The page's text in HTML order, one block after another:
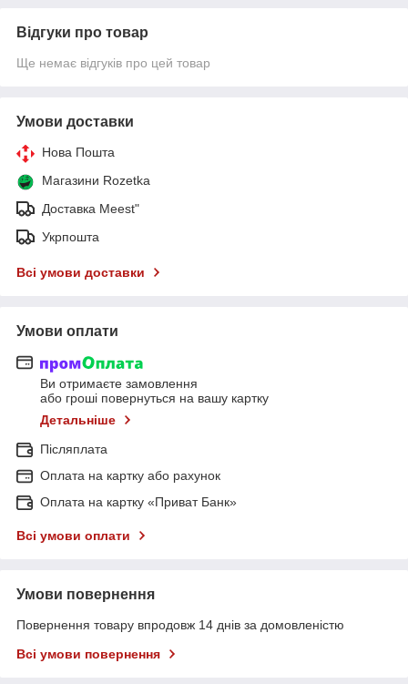
Відгуки про товар
Ще немає відгуків про цей товар
Умови доставки
Нова Пошта
Магазини Rozetka
Доставка Meest"
Укрпошта
Всі умови доставки
Умови оплати
Ви отримаєте замовлення
або гроші повернуться на вашу картку
Детальніше
Післяплата
Оплата на картку або рахунок
Оплата на картку «Приват Банк»
Всі умови оплати
Умови повернення
Повернення товару впродовж 14 днів за домовленістю
Всі умови повернення